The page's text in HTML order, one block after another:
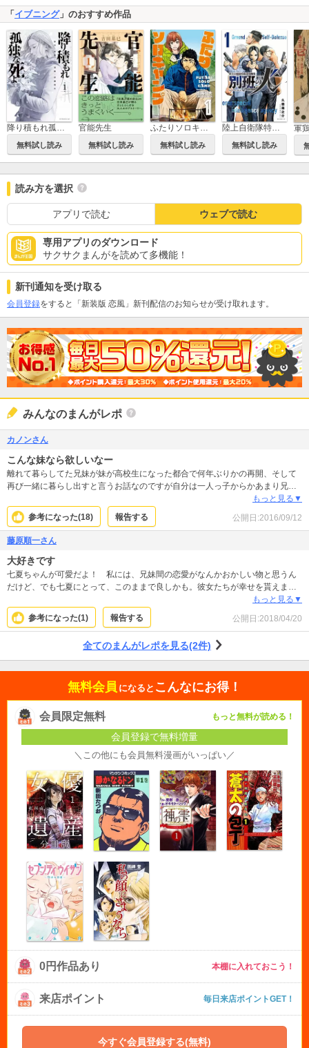
「 イブニング」のおすすめ作品
降り積もれ孤独な死よ
無料試し読み
官能先生
無料試し読み
ふたりソロキャンプ
無料試し読み
陸上自衛隊特務諜報機関 別班の犬
無料試し読み
軍
読み方を選択
アプリで読む ウェブで読む
専用アプリのダウンロード
サクサクまんがを読めて多機能！
新刊通知を受け取る
会員登録をすると「新装版 恋風」新刊配信のお知らせが受け取れます。
みんなのまんがレポ
カノンさん
こんな妹なら欲しいなー
離れて暮らしてた兄妹が妹が高校生になった都合で何年ぶりかの再開、そして
再び一緒に暮らし出すと言うお話なのですが自分は一人っ子からかあまり兄妹
ものにピンと来ないのですがこの漫画に出てくる妹、七夏ちゃんは純粋に可愛
くていい子でこんな妹なら欲しい！と妹萌え？する人の気持ちがちょっとわか
りました(笑) 最後まで読んでないのでこれは伏線なのかもしれませんが…ただ
お兄ちゃんが28歳と言う大の大人なのにまるで思春期男子のようにこじらせ過
ぎ…。 純粋な七夏ちゃんにたいしていちいち反応して変な反抗期みたいなの起
こすし再開したお兄ちゃんがこんな人ならガッカリです。 ラスト兄妹くっつく
パターンは生理的に好きじゃないので本との兄妹設定ですし家族愛で終わりに
して欲しいけど…タイトルに「恋」と入ってるのでうーん…どうなるんだろ。
もっと見る▼
参考になった(18) 報告する 公開日:2016/09/12
藤原順一さん
大好きです
七夏ちゃんが可愛だよ！ 私には、兄妹間の恋愛がなんかおかしい物と思うん
だけど、でも七夏にとって、このままで良しかも。彼女たちが幸せを貰えます
もっと見る▼
参考になった(1) 報告する 公開日:2018/04/20
全てのまんがレポを見る(2件)
無料会員 になると こんなにお得！
会員限定無料 もっと無料が読める！
会員登録で無料増量
＼この他にも会員無料漫画がいっぱい／
0円作品あり 本棚に入れておこう！
来店ポイント 毎日来店ポイントGET！
今すぐ会員登録する(無料)